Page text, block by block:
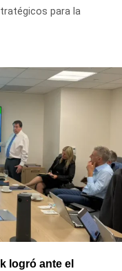
bacheo será
de trabajo y dos
tareas de
del Alto Valle.
el relevamiento
Nacional N°
de mezcla
a recuperar los
las condiciones de
para la
logró ante el